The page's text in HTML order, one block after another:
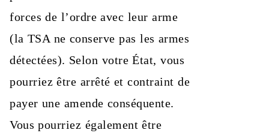
forces de l’ordre avec leur arme
(la TSA ne conserve pas les armes
détectées). Selon votre État, vous
pourriez être arrêté et contraint de
payer une amende conséquente.
Vous pourriez également être